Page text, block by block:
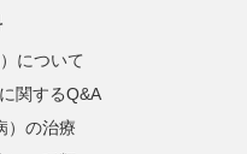
について
関するQ&A
）の治療